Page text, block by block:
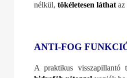
nélkül, tökéletesen láthat az
ANTI-FOG
A praktikus